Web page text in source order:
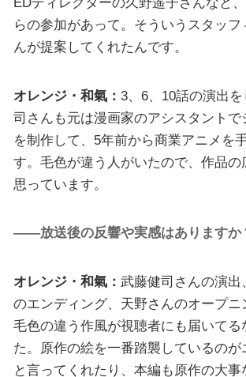
らの参加があって。そういうスタッフ
んが提案してくれたんです。
オレンジ・和氣： 3、6、10話の演出
司さんも元は漫画家のアシスタントで
を制作して、5年前から商業アニメを
す。毛色が違う人がいたので、作品の
思っています。
――放送後の反響や実感はありますか
オレンジ・和氣： 武藤健司さんの演出
のエンディング、天野さんのオープニ
毛色の違う作風が視聴者にも届いてる
た。原作の絵を一番踏襲しているの
と言ってくれたり、本編も原作の大